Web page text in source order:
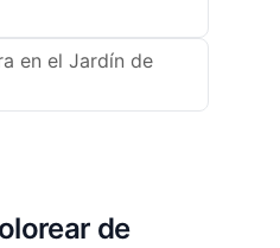
en el Jardín de
de